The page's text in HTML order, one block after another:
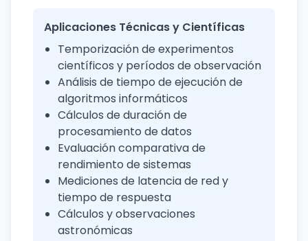
Aplicaciones Técnicas y Científicas
Temporización de experimentos
científicos y períodos de observación
Análisis de tiempo de ejecución de
algoritmos informáticos
Cálculos de duración de
procesamiento de datos
Evaluación comparativa de
rendimiento de sistemas
Mediciones de latencia de red y
tiempo de respuesta
Cálculos y observaciones
astronómicas